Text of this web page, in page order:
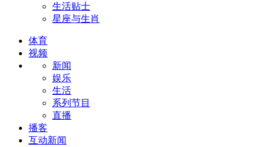
生活贴士
星座与生肖
体育
视频
新闻
娱乐
生活
系列节目
直播
播客
互动新闻